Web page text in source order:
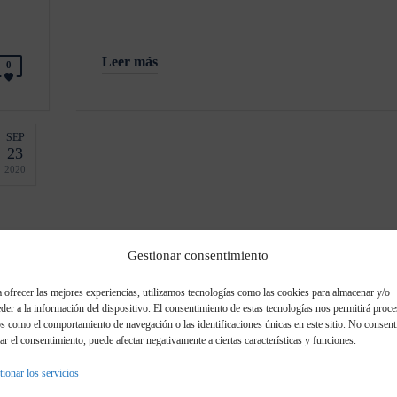
Gestionar consentimiento
ofrecer las mejores experiencias, utilizamos tecnologías como las cookies para almacenar y/o
a la información del dispositivo. El consentimiento de estas tecnologías nos permitirá
como el comportamiento de navegación o las identificaciones únicas en este sitio. No
el consentimiento, puede afectar negativamente a ciertas características y funciones.
los servicios
0 Leer más
SEP
23
2020
Corbero